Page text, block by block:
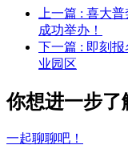
上一篇 : 喜大
成功举办！
下一篇 : 即刻
业园区
你想进一步了
一起聊聊吧！